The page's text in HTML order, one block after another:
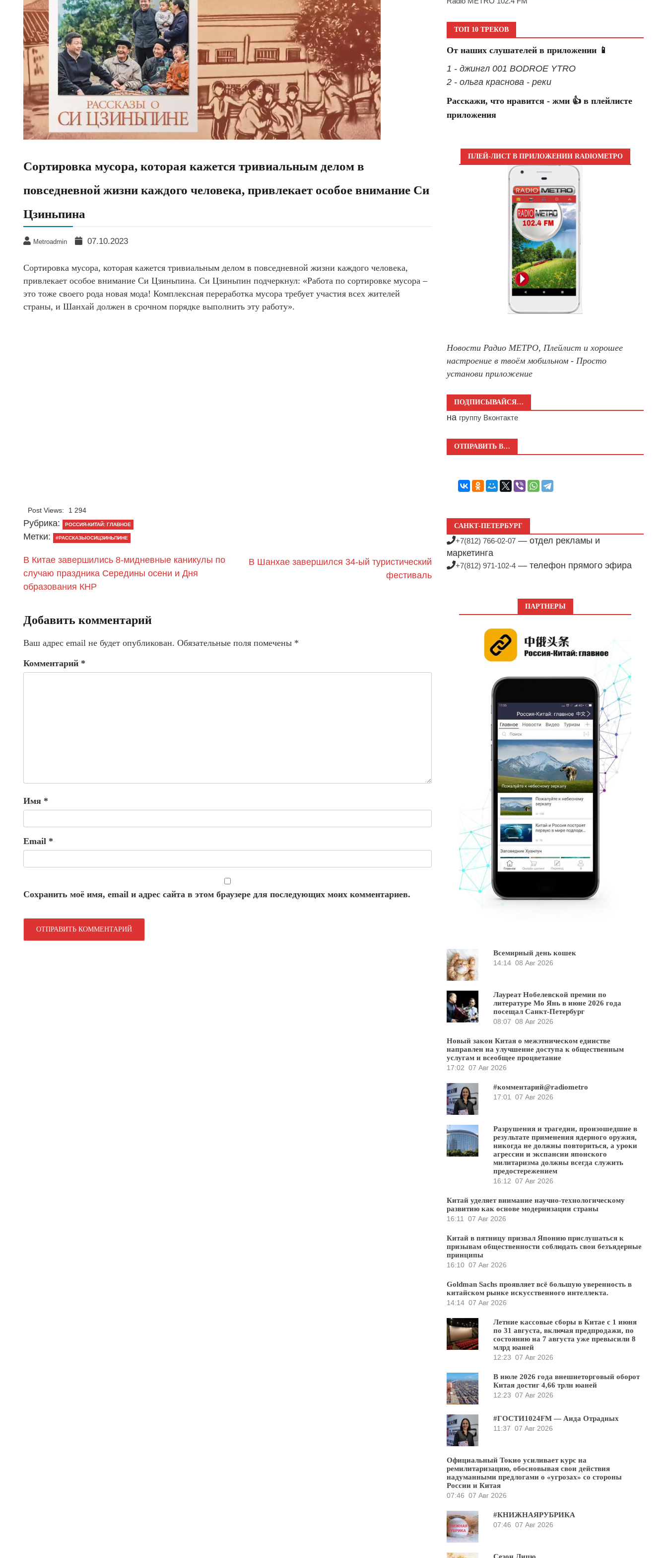
Сортировка мусора, которая кажется тривиальным делом в
повседневной жизни каждого человека, привлекает особое внимание Си
Цзиньпина
Metroadmin 07.10.2023
Сортировка мусора, которая кажется тривиальным делом в повседневной жизни каждого человека,
привлекает особое внимание Си Цзиньпина. Си Цзиньпин подчеркнул: «Работа по сортировке мусора –
это тоже своего рода новая мода! Комплексная переработка мусора требует участия всех жителей
страны, и Шанхай должен в срочном порядке выполнить эту работу».
Post Views: 1 294
Рубрика: РОССИЯ-КИТАЙ: ГЛАВНОЕ
Метки: #РАССКАЗЫОСИЦЗИНЬПИНЕ
В Китае завершились 8-мидневные каникулы по
случаю праздника Середины осени и Дня
образования КНР
В Шанхае завершился 34-ый туристический
фестиваль
Добавить комментарий
Ваш адрес email не будет опубликован. Обязательные поля помечены *
Комментарий *
Имя *
Email *
Сохранить моё имя, email и адрес сайта в этом браузере для последующих моих комментариев.
ТОП 10 ТРЕКОВ
От наших слушателей в приложении 📱
1 - джингл 001 BODROE YTRO
2 - ольга краснова - реки
Расскажи, что нравится - жми 👍 в плейлисте
приложения
ПЛЕЙ-ЛИСТ В ПРИЛОЖЕНИИ RADIOМЕТРО
Новости Радио МЕТРО, Плейлист и хорошее
настроение в твоём мобильном - Просто
установи приложение
ПОДПИСЫВАЙСЯ…
на группу Вконтакте
ОТПРАВИТЬ В…
САНКТ-ПЕТЕРБУРГ
+7(812) 766-02-07 — отдел рекламы и
маркетинга
+7(812) 971-102-4 — телефон прямого эфира
ПАРТНЕРЫ
Всемирный день кошек
14:14 08 Авг 2026
Лауреат Нобелевской премии по
литературе Мо Янь в июне 2026 года
посещал Санкт-Петербург
08:07 08 Авг 2026
Новый закон Китая о межэтническом единстве
направлен на улучшение доступа к общественным
услугам и всеобщее процветание
17:02 07 Авг 2026
#комментарий@radiometro
17:01
07 Авг 2026
Разрушения и трагедии, произошедшие в
результате применения ядерного оружия,
никогда не должны повториться, а уроки
агрессии и экспансии японского
милитаризма должны всегда служить
предостережением
16:12 07 Авг 2026
Китай уделяет внимание научно-технологическому
развитию как основе модернизации страны
16:11
07 Авг 2026
Китай в пятницу призвал Японию прислушаться к
призывам общественности соблюдать свои безъядерные
принципы
16:10 07 Авг 2026
Goldman Sachs проявляет всё большую уверенность в
китайском рынке искусственного интеллекта.
14:14 07 Авг 2026
Летние кассовые сборы в Китае с 1 июня
по 31 августа, включая предпродажи, по
состоянию на 7 августа уже превысили 8
млрд юаней
12:23 07 Авг 2026
В июле 2026 года внешнеторговый оборот
Китая достиг 4,66 трлн юаней
12:23 07 Авг 2026
#ГОСТИ1024FM — Аида Отрадных
11:37 07 Авг 2026
Официальный Токио усиливает курс на
ремилитаризацию, обосновывая свои действия
надуманными предлогами о «угрозах» со стороны
России и Китая
07:46 07 Авг 2026
#КНИЖНАЯРУБРИКА
07:46 07 Авг 2026
Сезон Лицю